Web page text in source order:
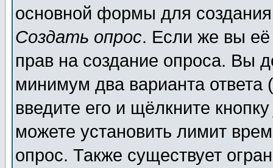
основной формы для
Создать опрос. Если же вы её
прав на создание опроса. Вы
минимум два варианта ответа
введите его и щёлкните
можете установить лимит
опрос. Также существует